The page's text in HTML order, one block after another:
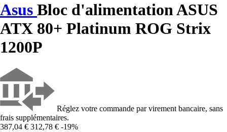
Asus Bloc d'alimentation ASUS
ATX 80+ Platinum ROG Strix
1200P
Réglez votre commande par virement bancaire, sans
frais supplémentaires.
387,04 € 312,78 € -19%